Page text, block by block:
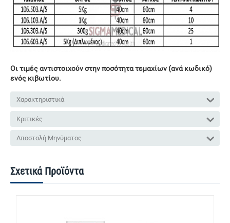
Οι τιμές αντιστοιχούν στην ποσότητα τεμαχίων (ανά κωδικό)
ενός κιβωτίου.
Χαρακτηριστικά
Κριτικές
Αποστολή Μηνύματος
Σχετικά Προϊόντα